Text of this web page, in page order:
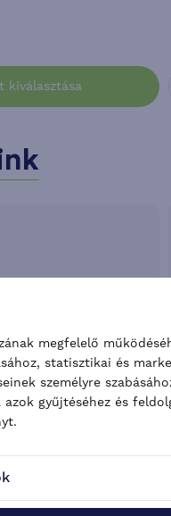
kiválasztása
megfelelő
statisztikai és
személyre
gyűjtéséhez és